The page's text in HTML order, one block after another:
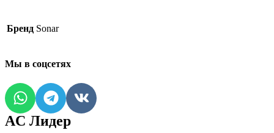
Бренд Sonar
Мы в соцсетях
AC Лидер